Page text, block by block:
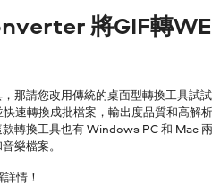
將GIF轉
那請您改用傳統的桌面型轉換工具試
速轉換成批檔案，輸出度品質和高解
轉換工具也有 Windows PC 和 Mac
樂檔案。
情！